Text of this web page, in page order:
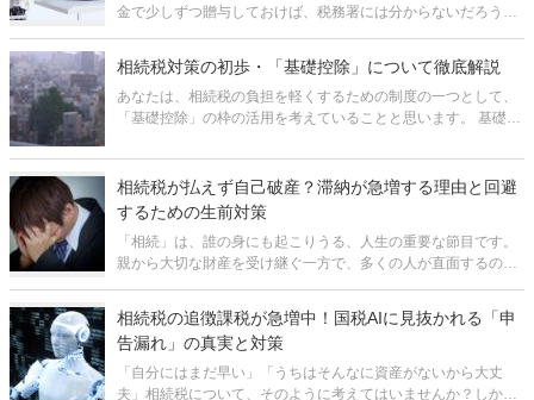
金で少しずつ贈与しておけば、税務署には分からないだろう」
続税の税務調査にAI（人工知能）
相続税対策の初歩・「基礎控除」について徹底解説
あなたは、相続税の負担を軽くするための制度の一つとして、
「基礎控除」の枠の活用を考えていることと思います。 基礎控
思で増減できないものです。なので、その範囲をはっきりさせ
ておくことは、相続税対策
相続税が払えず自己破産？滞納が急増する理由と回避
するための生前対策
「相続」は、誰の身にも起こりうる、人生の重要な節目です。
親から大切な財産を受け継ぐ一方で、多くの人が直面するのが
億円を超え、過去最高を更新
相続税の追徴課税が急増中！国税AIに見抜かれる「申
告漏れ」の真実と対策
「自分にはまだ早い」「うちはそんなに資産がないから大丈
夫」相続税について、そのように考えてはいませんか？しか